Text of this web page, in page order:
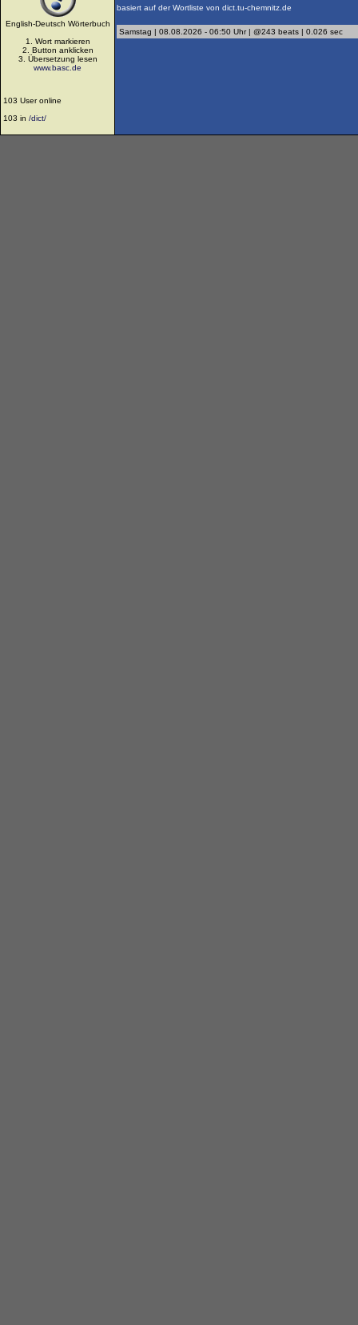
English-Deutsch Wörterbuch
1. Wort markieren
2. Button anklicken
3. Übersetzung lesen
www.basc.de
103 User online
103 in /dict/
basiert auf der Wortliste von dict.tu-chemnitz.de
Samstag | 08.08.2026 - 06:50 Uhr | @243 beats | 0.026 sec